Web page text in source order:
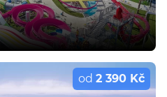
od 2 390 Kč